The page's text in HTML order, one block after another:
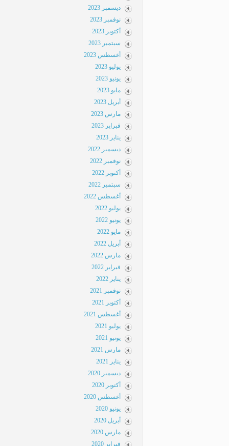
ديسمبر 2023
نوفمبر 2023
أكتوبر 2023
سبتمبر 2023
أغسطس 2023
يوليو 2023
يونيو 2023
مايو 2023
أبريل 2023
مارس 2023
فبراير 2023
يناير 2023
ديسمبر 2022
نوفمبر 2022
أكتوبر 2022
سبتمبر 2022
أغسطس 2022
يوليو 2022
يونيو 2022
مايو 2022
أبريل 2022
مارس 2022
فبراير 2022
يناير 2022
نوفمبر 2021
أكتوبر 2021
أغسطس 2021
يوليو 2021
يونيو 2021
مارس 2021
يناير 2021
ديسمبر 2020
أكتوبر 2020
أغسطس 2020
يونيو 2020
أبريل 2020
مارس 2020
فبراير 2020